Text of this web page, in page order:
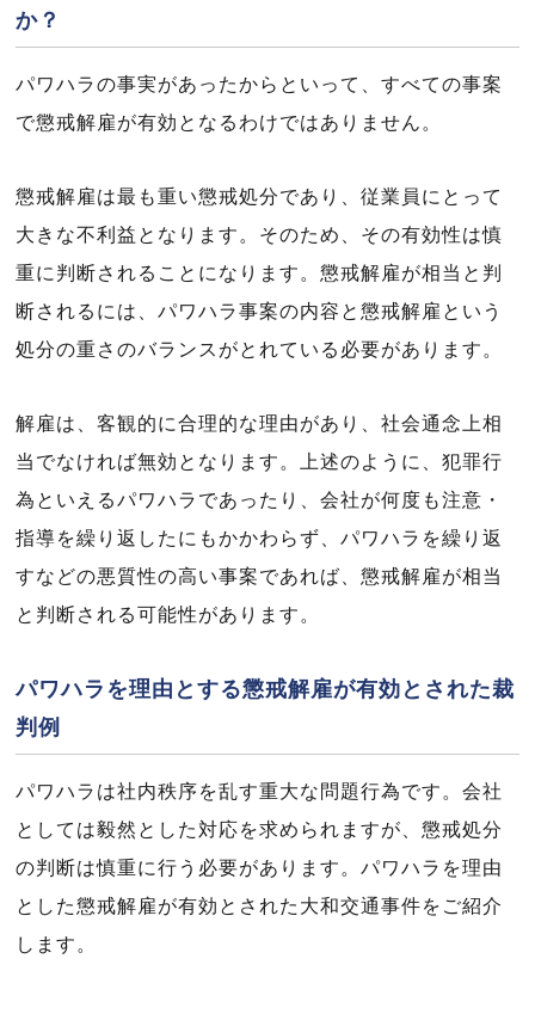
か？
パワハラの事実があったからといって、すべての事案
で懲戒解雇が有効となるわけではありません。
懲戒解雇は最も重い懲戒処分であり、従業員にとって
大きな不利益となります。そのため、その有効性は慎
重に判断されることになります。懲戒解雇が相当と判
断されるには、パワハラ事案の内容と懲戒解雇という
処分の重さのバランスがとれている必要があります。
解雇は、客観的に合理的な理由があり、社会通念上相
当でなければ無効となります。上述のように、犯罪行
為といえるパワハラであったり、会社が何度も注意・
指導を繰り返したにもかかわらず、パワハラを繰り返
すなどの悪質性の高い事案であれば、懲戒解雇が相当
と判断される可能性があります。
パワハラを理由とする懲戒解雇が有効とされた裁
判例
パワハラは社内秩序を乱す重大な問題行為です。会社
としては毅然とした対応を求められますが、懲戒処分
の判断は慎重に行う必要があります。パワハラを理由
とした懲戒解雇が有効とされた大和交通事件をご紹介
します。